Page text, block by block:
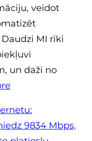
veidot
MI rīki
un daži no
bezmaksas
mākslīgā
9834 Mbps,